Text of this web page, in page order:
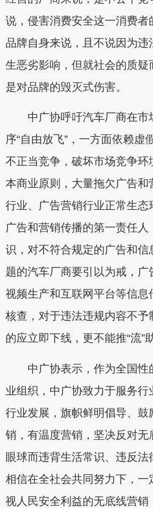
说，侵害消费安全这一消费
品牌自身来说，且不说因为
生恶劣影响，但就社会的质疑
是对品牌的毁灭式伤害。
中广协呼吁汽车厂商在市
序“自由放飞”，一方面依赖虚
不正当竞争，破坏市场竞争环
本商业原则，大量拖欠广告
行业、广告营销行业正常生态
广告和营销传播的第一责任
识，对不符合规定的广告和信
题的汽车厂商要引以为戒，广
视频生产和互联网平台等信息
核查，对于违法违规内容不
的应立即下线，更不能推“流”
中广协表示，作为全国性
业组织，中广协致力于服务行
行业发展，旗帜鲜明倡导、鼓
销，有温度营销，坚决反对
眼球而违背生活常识、违反法
相信在全社会共同努力下，
视人民安全利益的无底线营销